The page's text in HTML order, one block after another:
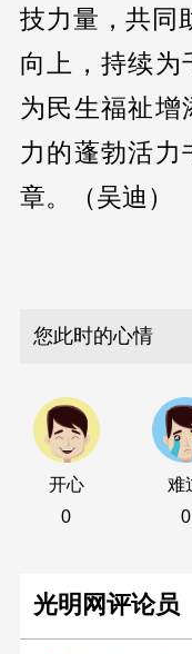
技力量，共同
向上，持续为
为民生福祉增
力的蓬勃活力
章。（吴迪）
您此时的心情
开心
0
难
0
光明网评论员